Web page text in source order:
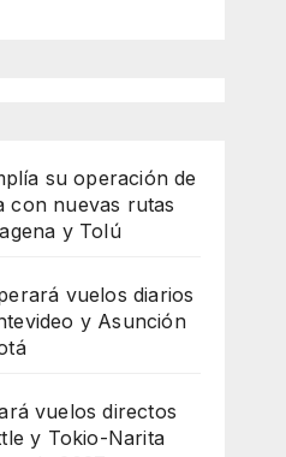
su operación de
con nuevas rutas
y Tolú
vuelos diarios
y Asunción
vuelos directos
y Tokio-Narita